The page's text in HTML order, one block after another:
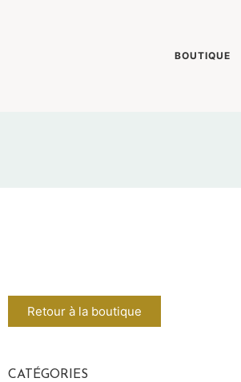
BOUTIQUE
Retour à la boutique
CATÉGORIES